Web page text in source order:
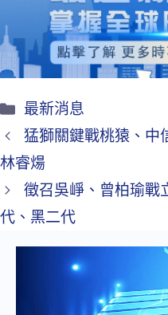
k
最新消息
猛獅關鍵戰桃猿、中
林睿煬
徵召吳崢、曾柏瑜
代、黑二代